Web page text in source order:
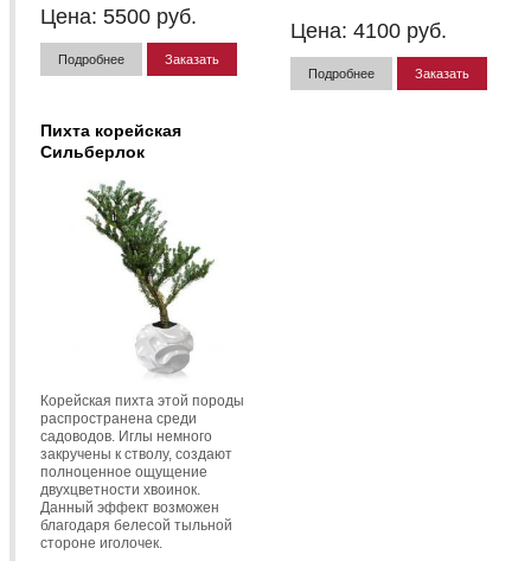
Цена: 5500 руб.
Подробнее Заказать
Цена: 4100 руб.
Подробнее Заказать
Пихта корейская
Сильберлок
Корейская пихта этой породы
распространена среди
садоводов. Иглы немного
закручены к стволу, создают
полноценное ощущение
двухцветности хвоинок.
Данный эффект возможен
благодаря белесой тыльной
стороне иголочек.